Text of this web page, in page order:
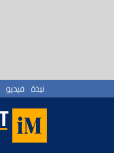
نبذة فيديو